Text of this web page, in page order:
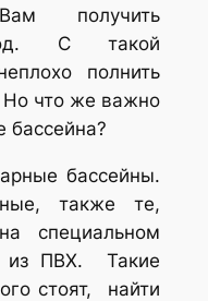
получить
С такой
полнить
Но что же важно
бассейна?
бассейны.
также те,
специальном
из ПВХ. Такие
стоят, найти